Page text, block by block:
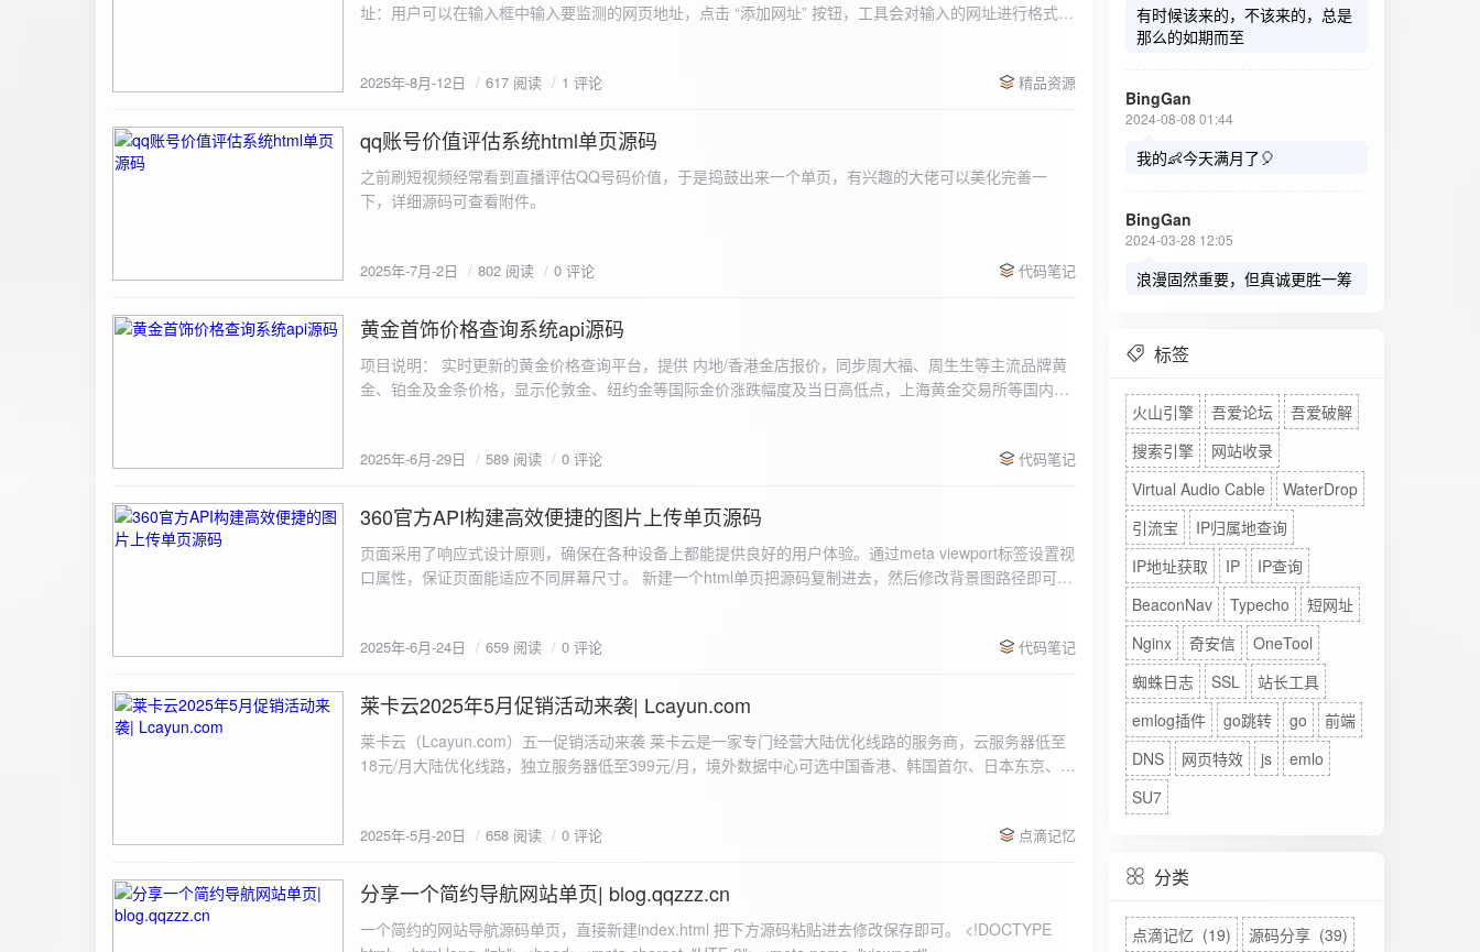
址：用户可以在输入框中输入要监测的网页地址，点击 “添加网址” 按钮，工具会对输入的网址进行格式验
同时也会从筛选下拉框中移除该网址选项。筛选网址：右侧面板有一个 “筛选网址” 的下拉框，用户可以选
测功能： 设置监测间隔：用户可以在输入框中设置监测间隔时间（单位为秒），默认值为 60 秒。开始 /
停止监测：点击 “开始监测” 按钮，工具会立即对所有已添加的网址进行一次检测，之后按照设置的监测间
隔时间循环检测。点击 “停止监测” 按钮可停止监测。重试机制：在进行网址检测时，如果请求失败，会进
行最多 3 次重试，若重试后仍失败，则记录错误日志。日志记录与显示功能。 日志记录： 每次对网址进
会显示所有或筛选后的监测日志，正常状态的日志为黑色，异常状态的日志为红色。日志会自动滚动到最
2025年-8月-12日 617 阅读 1 评论 精品资源
2025-7-2
qq账号价值评估系统html单页源码
之前刷短视频经常看到直播评估QQ号码价值，于是捣鼓出来一个单页，有兴趣的大佬可以美化完善一
2025年-7月-2日 802 阅读 0 评论 代码笔记
2025-6-29
黄金首饰价格查询系统api源码
项目说明： 实时更新的黄金价格查询平台，提供 内地/香港金店报价，同步周大福、周生生等主流品牌黄
金、铂金及金条价格，显示伦敦金、纽约金等国际金价涨跌幅度及当日高低点，上海黄金交易所等国内黄
2025年-6月-29日 589 阅读 0 评论 代码笔记
2025-6-24
360官方API构建高效便捷的图片上传单页源码
页面采用了响应式设计原则，确保在各种设备上都能提供良好的用户体验。通过meta viewport标签设置视
口属性，保证页面能适应不同屏幕尺寸。 新建一个html单页把源码复制进去，然后修改背景图路径即可。
重置默认样式 */ * { margin: 0; padding: 0; box-sizing: border-box; } /* 设置页面的字体和添加背景图片 */
center fixed; /* 使用服务器上的路径 */ background-size: cover; /* 保证背景图片覆盖整个视窗 */ color:
#333; display: flex; justify-content: center; align-items: center; min-height: 100vh; margin: 0; } /* 容器样
式 */ .container { background-color: rgba(255, 255, 255, 0.9); /* 使用半透明白色背景，以便在图片背景
上更清晰地显示内容 */ padding: 30px; border-radius: 8px; box-shadow: 0 4px 8px rgba(0, 0, 0, 0.1);
padding: 8px; background-color: #f7f7f7; border: 1px solid #ccc; border-radius: 4px; font-size: 16px;
size: 16px; border: none; border-radius: 4px; cursor: pointer; transition: background-color 0.3s ease; }
100%; height: 30px; background-color: #ddd; border-radius: 4px; margin-top: 20px; overflow: hidden; }
2025年-6月-24日 659 阅读 0 评论 代码笔记
2025-5-20
莱卡云2025年5月促销活动来袭| Lcayun.com
莱卡云（Lcayun.com）五一促销活动来袭 莱卡云是一家专门经营大陆优化线路的服务商，云服务器低至
18元/月大陆优化线路，独立服务器低至399元/月，境外数据中心可选中国香港、韩国首尔、日本东京、美
https://www.lcayun.com/actcloud.html
2025年-5月-20日 658 阅读 0 评论 点滴记忆
2025-5-19
分享一个简约导航网站单页| blog.qqzzz.cn
一个简约的网站导航源码单页，直接新建index.html 把下方源码粘贴进去修改保存即可。 <!DOCTYPE html> <html lang="zh"> <head> <meta charset="UTF-8"> <meta name="viewport" content="width=device-width, initial-scale=1.0"> <title>导航网站 -blog.qqzzz.cn</title> <meta name="keywords" content="双虹云博客"> <meta name="description" content="双虹云博客。"> <meta name="author" content="导航网站"> <meta name="robots" content="index,follow"> <meta property="og:title" content="导航网站 - "> <meta property="og:description" content="双虹云。"> <meta property="og:type" content="website"> <link rel="icon" href="https://blog.qqzzz.cn/favicon.ico" type="image/x-icon"> <link rel="shortcut icon" href="https://blog.qqzzz.cn/favicon.ico" type="image/x-icon"> <style> /* 基础样式 */ * { margin: 0; padding: 0; box-sizing: border-box; } /* 主体样式 */ body { background: #f0f2f5; font-family: 'Microsoft YaHei', -apple-system, BlinkMacSystemFont, sans-serif; margin: 0; padding: 0; min-height: 100vh; overflow-x: hidden; position: relative; display: flex; flex-direction: column; } /* 容器样式 */ .container { max-width: 1200px; margin: 0 auto; padding: 20px; flex: 1; display: flex; flex-direction: column; align-items: center; width: 100%; } /* 主盒子样式 */ .main-box { background: white; box-shadow: 0 2px 12px rgba(0, 0, 0, 0.08); border-radius: 24px; border: 1px solid #e9ecef; width: 100%; max-width: 1000px; padding: 30px; margin: 0 auto 15px; transition: all 0.3s ease; position: relative; z-index: 2; } .main-box:hover { transform: translateY(-2px); box-shadow: 0 6px 25px rgba(0, 0, 0, 0.2); } /* 头部样式 */ .header { text-align: center; margin-bottom: 20px; padding-bottom: 15px; border-bottom: 1px solid rgba(255, 255, 255, 0.2); } .header h1 { font-size: 32px; background: linear-gradient(120deg, #2b5876 0%, #4e4376 100%); -webkit-background-clip: text; -webkit-text-fill-color: transparent; margin-bottom: 15px; } /* 提示框样式 */ .notice { background: transparent; padding: 0 25px; border-radius: 12px; margin-bottom: 15px; white-space: nowrap; overflow: hidden; text-overflow: ellipsis; } .notice p { color: #4facfe; font-size: 16px; line-height: 1; font-weight: bold; letter-spacing: 0.5px; margin: 0; } /* 流量卡领取样式 */ .flow-card, .flow-card-top { background: linear-gradient(120deg, #4facfe 0%, #00f2fe 100%); box-shadow: 0 3px 15px rgba(0, 0, 0, 0.1); border-radius: 12px; padding: 10px 15px; margin-bottom: 10px; text-align: center; position: relative; overflow: hidden; display: flex; justify-content: space-between; align-items: center; } .flow-card::before, .flow-card-top::before { content: ''; position: absolute; top: -10px; right: -10px; width: 80px; height: 80px; background: rgba(255, 255, 255, 0.1); border-radius: 50%; } .flow-card .text-content, .flow-card-top h3 { flex: 1; text-align: left; color: #ffffff; font-size: 16px; margin: 0; } .flow-card h2 { color: #ffffff; font-size: 18px; margin-bottom: 4px; font-weight: 600; } .flow-card p { color: rgba(255, 255, 255, 0.9); font-size: 14px; margin-bottom: 0; } .flow-card a, .flow-card-top a { display: inline-block; background: #ffffff; color: #2b5876; padding: 8px 0; border-radius: 50px; font-size: 15px; cursor: pointer; transition: all 0.3s ease; font-weight: 600; text-decoration: none; box-shadow: 0 4px 10px rgba(0, 0, 0, 0.1); margin: 0 5px; white-space: nowrap; width: 110px; text-align: center; } /* 所有按钮统一样式 */ .flow-card .buttons a, .flow-card-top .buttons a { background: #ffffff; color: #2b5876; } .flow-card .buttons a:hover, .flow-card-top .buttons a:hover { background: #f8f9fa; transform: translateY(-2px); box-shadow: 0 6px 15px rgba(0, 0, 0, 0.2); } .flow-card .buttons, .flow-card-top .buttons { display: flex; align-items: center; justify-content: flex-end; flex-wrap: nowrap; } .flow-card a:hover, .flow-card-top a:hover { transform: translateY(-2px); box-shadow: 0 6px 15px rgba(0, 0, 0, 0.2); background: #f8f9fa; } .flow-card-top { margin-bottom: 10px; } /* 导航网格样式 */ .nav-grid { display: grid; grid-template-columns: repeat(2, 1fr); gap: 25px; width: 100%; margin: 0 auto; padding: 0; } /* 导航项样式 */ .nav-item { background: hsl(230, 10%, 33%); border-radius: 12px; padding: 12px; text-align: center; box-shadow: none; transition: all 0.3s ease; min-height: 75px; position: relative; } .nav-item:hover { transform: none; background: hsl(230, 10%, 38%); } .nav-item a { text-decoration: none; color: inherit; display: block; text-align: center; } .nav-item h3 { color: #ffffff; font-size: 17px; margin-bottom: 8px; } .nav-item p { color: rgba(255, 255, 255, 0.9); font-size: 16px; margin-bottom: 4px; } .nav-item .status { position: absolute; bottom: -20px; left: 0; right: 0; color: #ff6b6b; font-size: 12px; text-align: center; font-weight: 500; } /* 底部导航样式 */ .float-nav { display: none; } @media (max-width: 768px) { body { padding-bottom: 20px; } .container { padding: 10px; } .main-box { padding: 15px; margin: 5px; } .header { margin-bottom: 15px; padding-bottom: 10px; } .nav-grid { gap: 15px; } .flow-card, .flow-card-top { padding: 12px; margin-bottom: 10px; flex-direction: column; } .flow-card .text-content, .flow-card-top h3 { text-align: center; margin-bottom: 12px; font-size: 16px; } .flow-card h2 { font-size: 16px; margin-bottom: 5px; text-align: center; } .flow-card p { font-size: 13px; text-align: center; padding: 0 5px; } .flow-card a, .flow-card-top a, .flow-card .buttons a, .flow-card-top .buttons a { padding: 7px 0; font-size: 14px; margin: 0 4px; width: 95px; text-align: center; background: #ffffff; color: #2b5876; } .flow-card .buttons, .flow-card-top .buttons { justify-content: center; width: 100%; margin-top: 5px; } .nav-item { padding: 12px; min-height: 70px; width: 100%; } .header h1 { font-size: 24px; } .notice p { font-size: 14px; } .copyright { padding: 10px 0; font-size: 12px; } } /* 版权信息样式 */ .copyright { text-align: center; padding: 15px 0; color: #6c757d; font-size: 13px; letter-spacing: 0.5px; width: 100%; max-width: 1200px; margin: 0 auto; } /* 弹窗样式 */ .modal-overlay { position: fixed; top: 0; left: 0; right: 0; bottom: 0; background: rgba(0, 0, 0, 0.4); display: flex; justify-content: center; align-items: center; z-index: 10000; } .modal { background: white; border: 1px solid #e9ecef; padding: 25px; border-radius: 15px; width: 90%; max-width: 3
有时候该来的，不该来的，总是
那么的如期而至
BingGan
2024-08-08 01:44
我的👶今天满月了🎈
BingGan
2024-03-28 12:05
浪漫固然重要，但真诚更胜一筹
标签
火山引擎 吾爱论坛
吾爱破解
搜索引擎
网站收录
Virtual Audio Cable
WaterDrop
引流宝
IP归属地查询
IP地址获取
IP
IP查询
BeaconNav
Typecho
短网址
Nginx
奇安信
OneTool
蜘蛛日志
SSL
站长工具
emlog插件
go跳转 go
前端
DNS
网页特效 js
emlo
SU7
分类
点滴记忆 (19)
源码分享 (39)